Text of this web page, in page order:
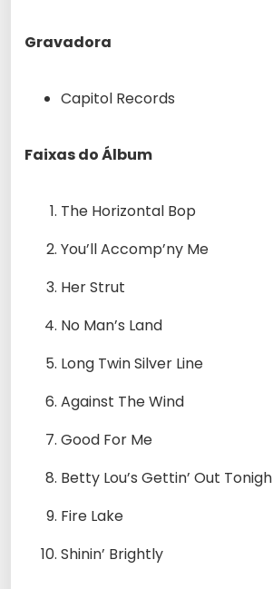
Gravadora
Capitol Records
Faixas do Álbum
The Horizontal Bop
You’ll Accomp’ny Me
Her Strut
No Man’s Land
Long Twin Silver Line
Against The Wind
Good For Me
Betty Lou’s Gettin’ Out Tonigh
Fire Lake
Shinin’ Brightly